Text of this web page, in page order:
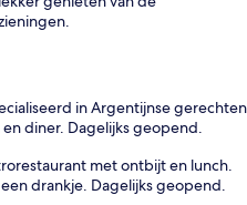
in Argentijnse gerechten
diner. Dagelijks geopend.
met ontbijt en lunch.
drankje. Dagelijks geopend.